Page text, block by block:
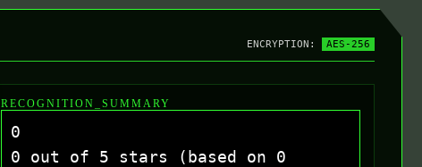
ENCRYPTION: AES-256
RECOGNITION_SUMMARY
0
0 out of 5 stars (based on 0